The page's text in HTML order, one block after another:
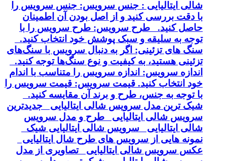
شالی ایتالیایی : جنس سرویس: جنس سرویس را
با دقت بررسی کنید و از اصل بودن آن اطمینان
حاصل کنید. طرح سرویس: طرح سرویس را با
توجه به سلیقه و سبک پوشش خود انتخاب کنید.
سنگ های تزئینی: اگر به دنبال سرویس با سنگ‌های
تزئینی هستید، به کیفیت و نوع سنگ‌ها توجه کنید.
اندازه سرویس: اندازه سرویس را متناسب با اندام
خود انتخاب کنید. قیمت سرویس: قیمت سرویس را
با توجه به جنس، طرح و برند آن مقایسه کنید.
شیک ترین مدل سرویس شالی ایتالیایی جدیدترین
سرویس شالی ایتالیایی طرح و مدل سرویس
شالی ایتالیایی سرویس شالی ایتالیایی شیک
نمونه هایی از سرویس های طرح شال ایتالیایی
عکس سرویس شالی ایتالیایی تصاویری از مدل